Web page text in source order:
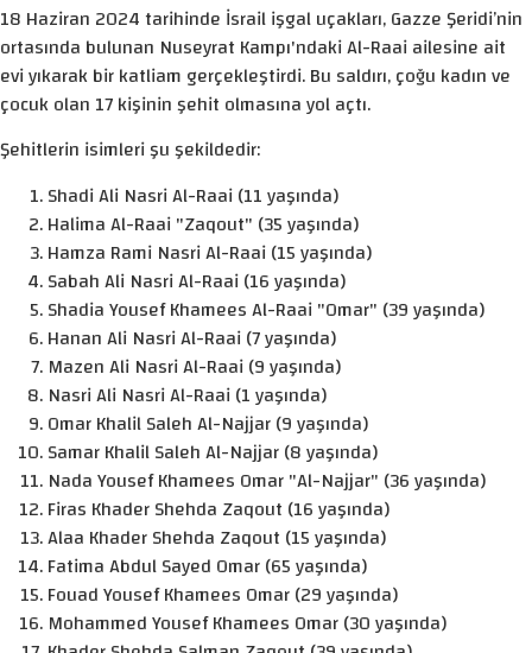
18 Haziran 2024 tarihinde İsrail işgal uçakları, Gazze Şeridi’nin
ortasında bulunan Nuseyrat Kampı'ndaki Al-Raai ailesine ait
evi yıkarak bir katliam gerçekleştirdi. Bu saldırı, çoğu kadın ve
çocuk olan 17 kişinin şehit olmasına yol açtı.
Şehitlerin isimleri şu şekildedir:
Shadi Ali Nasri Al-Raai (11 yaşında)
Halima Al-Raai "Zaqout" (35 yaşında)
Hamza Rami Nasri Al-Raai (15 yaşında)
Sabah Ali Nasri Al-Raai (16 yaşında)
Shadia Yousef Khamees Al-Raai "Omar" (39 yaşında)
Hanan Ali Nasri Al-Raai (7 yaşında)
Mazen Ali Nasri Al-Raai (9 yaşında)
Nasri Ali Nasri Al-Raai (1 yaşında)
Omar Khalil Saleh Al-Najjar (9 yaşında)
Samar Khalil Saleh Al-Najjar (8 yaşında)
Nada Yousef Khamees Omar "Al-Najjar" (36 yaşında)
Firas Khader Shehda Zaqout (16 yaşında)
Alaa Khader Shehda Zaqout (15 yaşında)
Fatima Abdul Sayed Omar (65 yaşında)
Fouad Yousef Khamees Omar (29 yaşında)
Mohammed Yousef Khamees Omar (30 yaşında)